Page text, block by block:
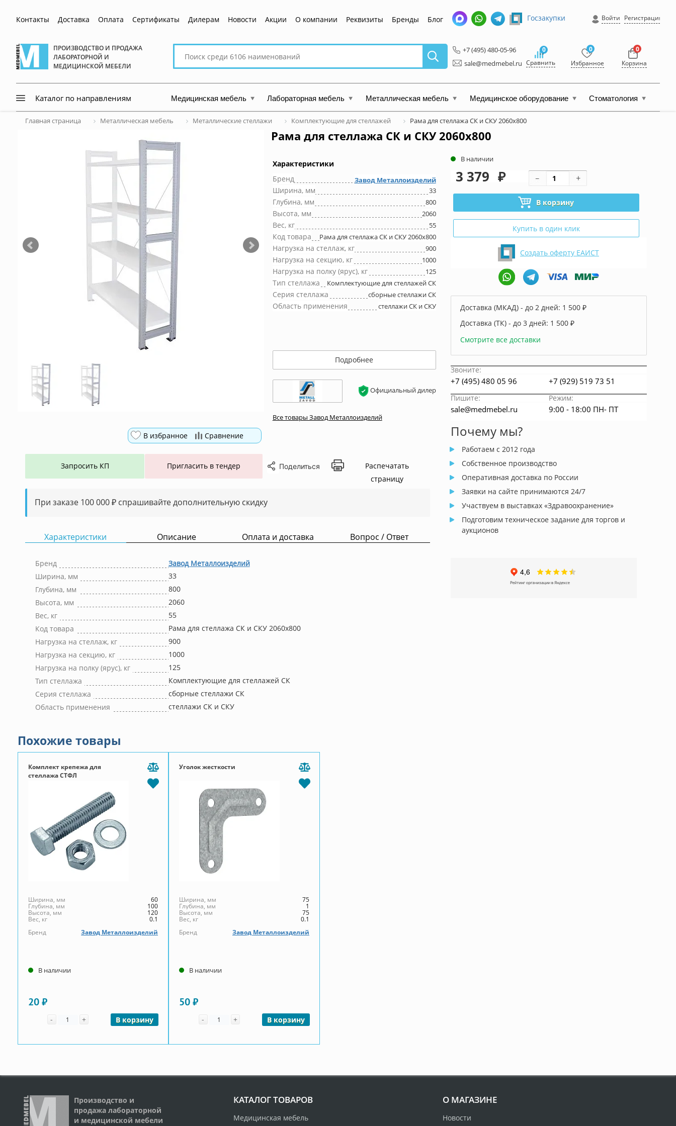
Контакты Доставка Оплата Сертификаты Дилерам Новости Акции О компании Реквизиты Бренды Блог
ПРОИЗВОДСТВО И ПРОДАЖА
ЛАБОРАТОРНОЙ И
МЕДИЦИНСКОЙ МЕБЕЛИ
Поиск
сайту
Госзакупки Войти Регистрация
+7 (495) 480-05-96
sale@medmebel.ru
0
Сравнить
0
Избранное
0
Корзина
Каталог по направлениям Медицинская мебель Лабораторная мебель Металлическая мебель Медицинское оборудование Стоматология
Главная страница Металлическая мебель Металлические стеллажи Комплектующие для стеллажей Рама для стеллажа СК и СКУ 2060x800
Рама для стеллажа СК и СКУ 2060x800
В избранное Сравнение
Характеристики
Бренд
Завод Металлоизделий
Ширина, мм 33
Глубина, мм 800
Высота, мм 2060
Вес, кг 55
Код товара Рама для стеллажа СК и СКУ 2060x800
Нагрузка на стеллаж, кг 900
Нагрузка на секцию, кг 1000
Нагрузка на полку (ярус), кг 125
Тип стеллажа Комплектующие для стеллажей СК
Серия стеллажа сборные стеллажи СК
Область применения стеллажи СК и СКУ
Подробнее
Официальный дилер
Все товары Завод Металлоизделий
Запросить КП Пригласить в тендер Поделиться
Распечатать
страницу
При заказе 100 000 ₽ спрашивайте дополнительную скидку
Характеристики Описание Оплата и доставка Вопрос / Ответ
Бренд
Завод Металлоизделий
Ширина, мм
33
Глубина, мм
800
Высота, мм
2060
Вес, кг
55
Код товара
Рама для стеллажа СК и СКУ 2060x800
Нагрузка на стеллаж, кг
900
Нагрузка на секцию, кг
1000
Нагрузка на полку (ярус), кг
125
Тип стеллажа
Комплектующие для стеллажей СК
Серия стеллажа
сборные стеллажи СК
Область применения
стеллажи СК и СКУ
В наличии
3 379 ₽
В корзину
Купить в один клик
Создать оферту ЕАИСТ
Доставка (МКАД) - до 2 дней: 1 500 ₽
Доставка (ТК) - до 3 дней: 1 500 ₽
Смотрите все доставки
Звоните:
+7 (495) 480 05 96 +7 (929) 519 73 51
Пишите: Режим:
sale@medmebel.ru 9:00 - 18:00 ПН- ПТ
Почему мы?
Работаем с 2012 года
Собственное производство
Оперативная доставка по России
Заявки на сайте принимаются 24/7
Участвуем в выставках «Здравоохранение»
Подготовим техническое задание для торгов и
аукционов
Похожие товары
Комплект крепежа для
стеллажа СТФЛ
Ширина, мм 60
Глубина, мм 100
Высота, мм 120
Вес, кг
0.1
Бренд
Завод Металлоизделий
В наличии
20 ₽
- Количество
+ В корзину
Уголок жесткости
Ширина, мм 75
Глубина, мм 1
Высота, мм 75
Вес, кг
0.1
Бренд
Завод Металлоизделий
В наличии
50 ₽
- Количество
+ В корзину
Производство и
продажа лабораторной
и медицинской мебели
КАТАЛОГ ТОВАРОВ
Медицинская мебель
О МАГАЗИНЕ
Новости